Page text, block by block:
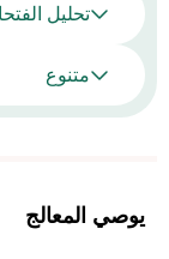
تحليل
متنوع
يوصي المعالج